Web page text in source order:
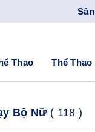
Thao Thể Thao
Bộ Nữ ( 118 )